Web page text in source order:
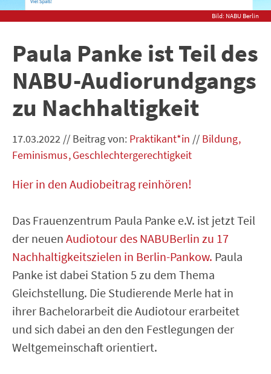
Bild: NABU Berlin
Paula Panke ist Teil des
NABU-Audiorundgangs
zu Nachhaltigkeit
17.03.2022 // Beitrag von: Praktikant*in // Bildung
Feminismus Geschlechtergerechtigkeit
Hier in den Audiobeitrag reinhören!
Das Frauenzentrum Paula Panke e.V. ist jetzt Teil
der neuen Audiotour des NABUBerlin zu 17
Nachhaltigkeitszielen in Berlin-Pankow. Paula
Panke ist dabei Station 5 zu dem Thema
Gleichstellung. Die Studierende Merle hat in
ihrer Bachelorarbeit die Audiotour erarbeitet
und sich dabei an den den Festlegungen der
Weltgemeinschaft orientiert.